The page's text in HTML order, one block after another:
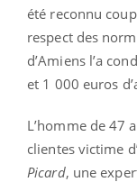
été reconnu
respect des
d’Amiens l’a
et 1 000 euros
L’homme de 47
clientes victime
Picard, une